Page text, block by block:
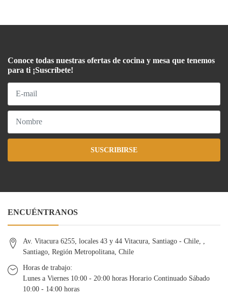
Conoce todas nuestras ofertas de cocina y mesa que tenemos
para ti ¡Suscríbete!
SUSCRIBIRSE
ENCUÉNTRANOS
Av. Vitacura 6255, locales 43 y 44 Vitacura, Santiago - Chile, ,
Santiago, Región Metropolitana, Chile
Horas de trabajo:
Lunes a Viernes 10:00 - 20:00 horas Horario Continuado Sábado
10:00 - 14:00 horas